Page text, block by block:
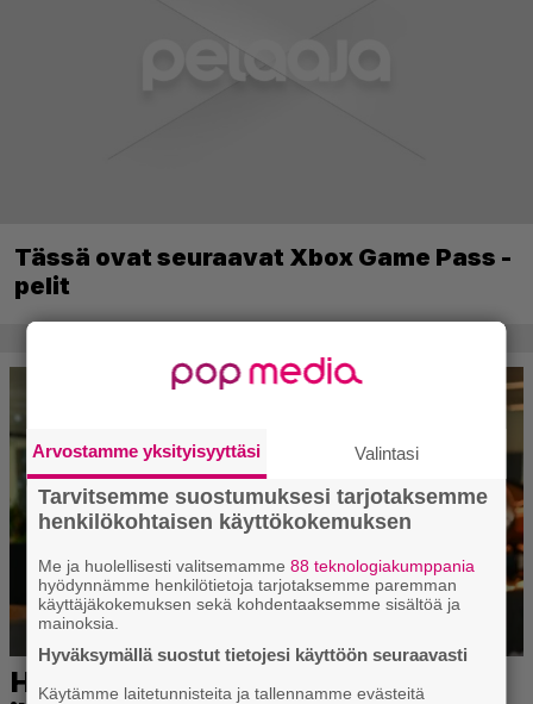
Tässä ovat seuraavat Xbox Game Pass -
pelit
Arvostamme yksityisyyttäsi Valintasi
Tarvitsemme suostumuksesi tarjotaksemme
henkilökohtaisen käyttökokemuksen
Me ja huolellisesti valitsemamme88 teknologiakumppania
hyödynnämme henkilötietoja tarjotaksemme paremman
käyttäjäkokemuksen sekä kohdentaaksemme sisältöä ja
mainoksia.
Hyväksymällä suostut tietojesi käyttöön seuraavasti
Käytämme laitetunnisteita ja tallennamme evästeitä